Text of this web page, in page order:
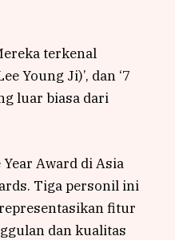
terkenal
Young Ji)’, dan ‘7
luar biasa dari
Award di Asia
Tiga personil ini
fitur
dan kualitas